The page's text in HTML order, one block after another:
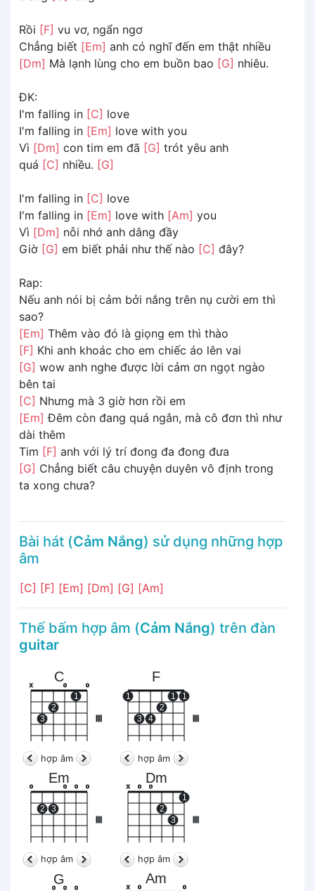
Rồi [F] vu vơ, ngẩn ngơ
Chẳng biết [Em] anh có nghĩ đến em thật nhiều
[Dm] Mà lạnh lùng cho em buồn bao [G] nhiêu.
ĐK:
I'm falling in [C] love
I'm falling in [Em] love with you
Vì [Dm] con tim em đã [G] trót yêu anh
quá [C] nhiều. [G]
I'm falling in [C] love
I'm falling in [Em] love with [Am] you
Vì [Dm] nỗi nhớ anh dâng đầy
Giờ [G] em biết phải như thế nào [C] đây?
Rap:
Nếu anh nói bị cảm bởi nắng trên nụ cười em thì
sao?
[Em] Thêm vào đó là giọng em thì thào
[F] Khi anh khoác cho em chiếc áo lên vai
[G] wow anh nghe được lời cảm ơn ngọt ngào
bên tai
[C] Nhưng mà 3 giờ hơn rồi em
[Em] Đêm còn đang quá ngắn, mà cô đơn thì như
dài thêm
Tim [F] anh với lý trí đong đa đong đưa
[G] Chẳng biết câu chuyện duyên vô định trong
ta xong chưa?
Bài hát (Cảm Nắng) sử dụng những hợp
âm
[C] [F] [Em] [Dm] [G] [Am]
Thế bấm hợp âm (Cảm Nắng) trên đàn
guitar
C
x
3
2
o
1
o
hợp âm
F
1
3 4
2
1 1
hợp âm
Em
III
o
2 3
o o o
hợp âm
Dm
x o o
2
3
1
hợp âm
G
o o o
Am
x o o